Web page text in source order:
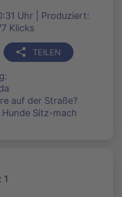
Uhr | Produziert:
Klicks
TEILEN
auf der Straße?
Sitz-mach
1